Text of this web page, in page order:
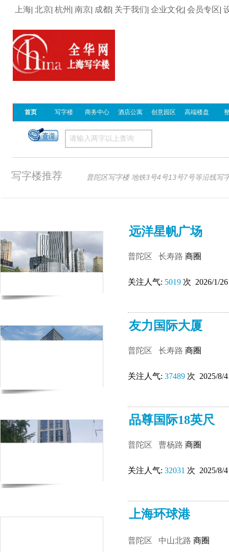
上海| 北京| 杭州 | 南京| 成都| 关于我们| 企业文化| 会员专区|
首页 写字楼 商务中心 酒店公寓 创意园区 高端楼盘
写字楼推荐 普陀区写字楼 地铁3号4号13号7号等沿线写
远洋星帆广场
普陀区 长寿路 商圈
关注人气: 5019 次 2026/1/26
友力国际大厦
普陀区 长寿路 商圈
关注人气: 37489 次 2025/8/4
品尊国际18英尺
普陀区 曹杨路 商圈
关注人气: 32031 次 2025/8/4
上海环球港
普陀区 中山北路 商圈